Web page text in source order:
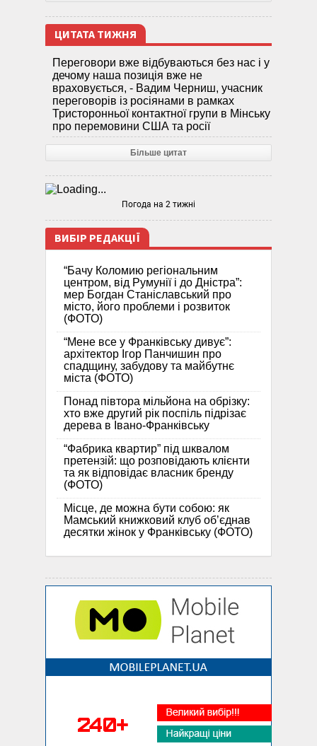
ЦИТАТА ТИЖНЯ
Переговори вже відбуваються без нас і у
дечому наша позиція вже не
враховується, - Вадим Черниш, учасник
переговорів із росіянами в рамках
Тристоронньої контактної групи в Мінську
про перемовини США та росії
Більше цитат
Погода на 2 тижні
ВИБІР РЕДАКЦІЇ
“Бачу Коломию регіональним
центром, від Румунії і до Дністра”:
мер Богдан Станіславський про
місто, його проблеми і розвиток
(ФОТО)
“Мене все у Франківську дивує”:
архітектор Ігор Панчишин про
спадщину, забудову та майбутнє
міста (ФОТО)
Понад півтора мільйона на обрізку:
хто вже другий рік поспіль підрізає
дерева в Івано-Франківську
“Фабрика квартир” під шквалом
претензій: що розповідають клієнти
та як відповідає власник бренду
(ФОТО)
Місце, де можна бути собою: як
Мамський книжковий клуб об’єднав
десятки жінок у Франківську (ФОТО)